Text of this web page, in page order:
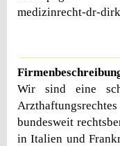
medizinrecht-dr-
Wir sind eine
bundesweit
in Italien und